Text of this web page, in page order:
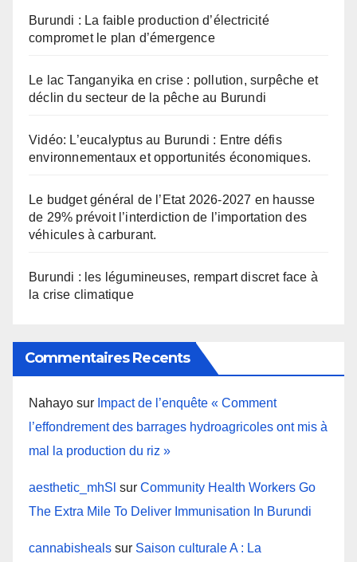
Burundi : La faible production d’électricité
compromet le plan d’émergence
Le lac Tanganyika en crise : pollution, surpêche et
déclin du secteur de la pêche au Burundi
Vidéo: L’eucalyptus au Burundi : Entre défis
environnementaux et opportunités économiques.
Le budget général de l’Etat 2026-2027 en hausse
de 29% prévoit l’interdiction de l’importation des
véhicules à carburant.
Burundi : les légumineuses, rempart discret face à
la crise climatique
Commentaires Recents
Nahayo sur Impact de l’enquête « Comment
l’effondrement des barrages hydroagricoles ont mis à
mal la production du riz »
aesthetic_mhSl sur Community Health Workers Go
The Extra Mile To Deliver Immunisation In Burundi
cannabisheals sur Saison culturale A : La